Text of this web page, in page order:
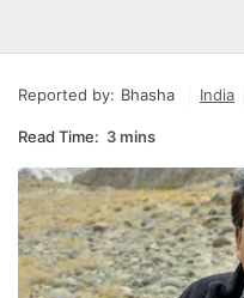
Reported by: Bhasha India
Read Time: 3 mins